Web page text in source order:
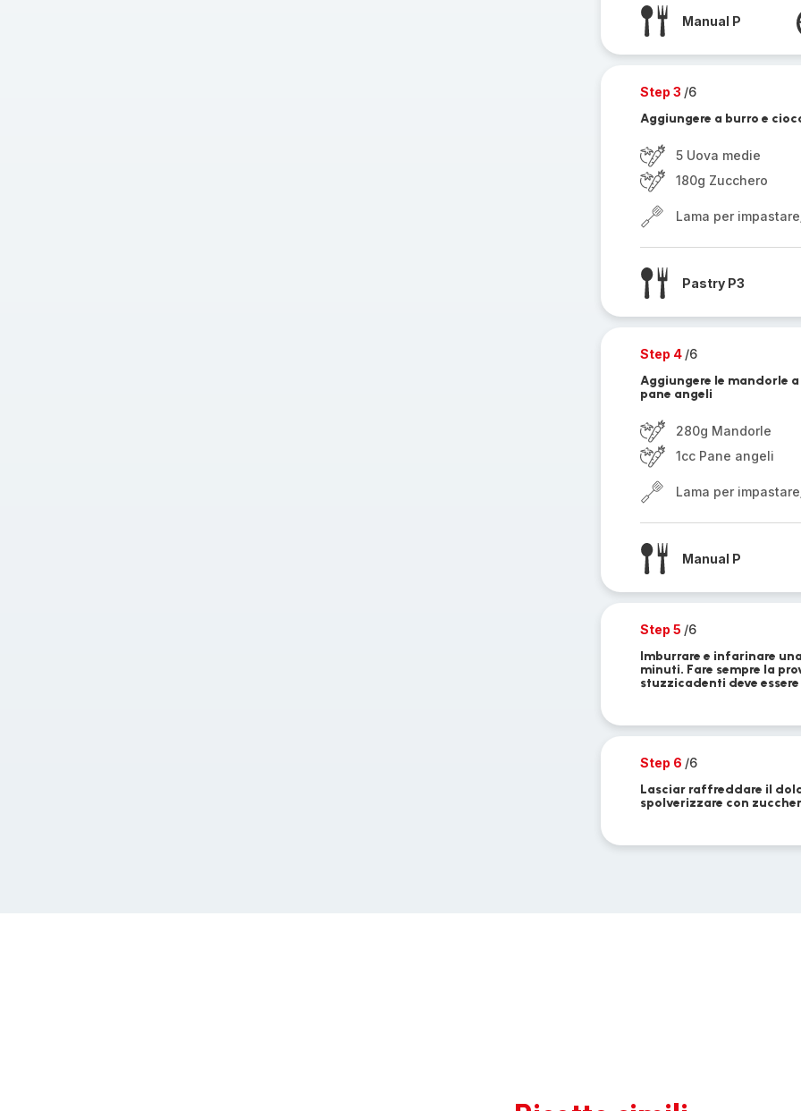
Manual P
Step 3 /6
Aggiungere a burro e
5 Uova medie
180g Zucchero
Lama per
Pastry P3
Step 4 /6
Aggiungere le mandorle
pane angeli
280g Mandorle
1cc Pane angeli
Lama per
Manual P
Step 5 /6
Imburrare e infarinare
minuti. Fare sempre la
stuzzicadenti deve
Step 6 /6
Lasciar raffreddare il
spolverizzare con